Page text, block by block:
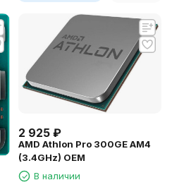
2 925 ₽
AMD Athlon Pro 300GE AM4
(3.4GHz) OEM
В наличии